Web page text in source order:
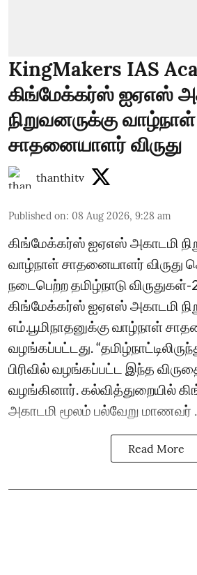
KingMakers IAS
கிங்மேக்கர்ஸ் ஐஏஎஸ்
நிறுவனருக்கு வாழ்நாள்
சாதனையாளர் விருது
thanthitv
Published on: 08 Aug 2026, 9:28 am
கிங்மேக்கர்ஸ் ஐஏஎஸ் அகாடமி
வாழ்நாள் சாதனையாளர் விருது
நடைபெற்ற தமிழ்நாடு விருதுகள்-
கிங்மேக்கர்ஸ் ஐஏஎஸ் அகாடமி
எம்.பூமிநாதனுக்கு வாழ்நாள்
வழங்கப்பட்டது.
பிரிவில் வழங்கப்பட்ட இந்த
வழங்கினார். கல்வித்துறையில்
அகாடமி மூலம் பல்வேறு மாணவர் ...
Read More